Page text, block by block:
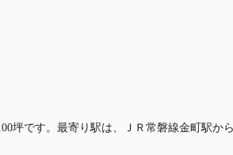
です。最寄り駅は、ＪＲ常磐線金町駅か